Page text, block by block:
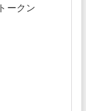
トークン